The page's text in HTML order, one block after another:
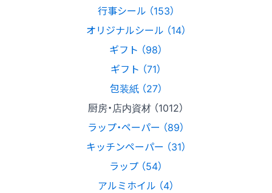
行事シール （153）
オリジナルシール （14）
ギフト （98）
ギフト （71）
包装紙 （27）
厨房・店内資材 （1012）
ラップ・ペーパー （89）
キッチンペーパー （31）
ラップ （54）
アルミホイル （4）